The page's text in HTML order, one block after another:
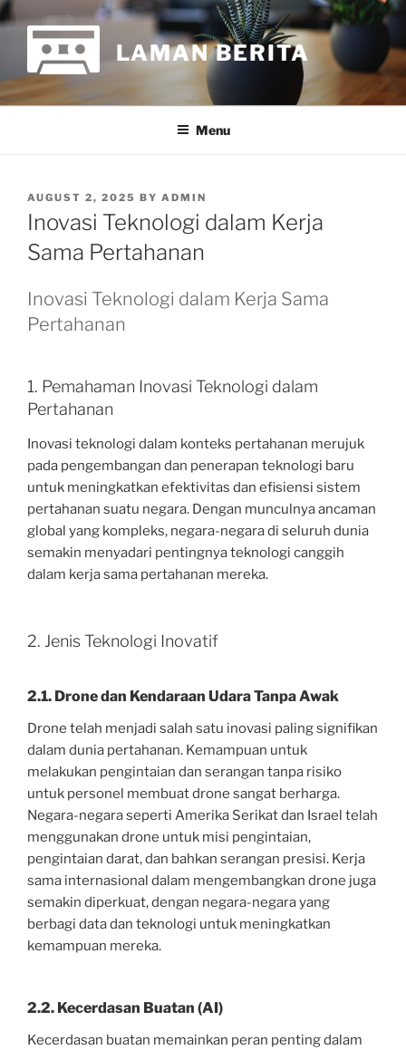
Skip
to
content
LAMAN BERITA
Menu
POSTED
ON
AUGUST 2, 2025 BY ADMIN
Inovasi Teknologi dalam Kerja
Sama Pertahanan
Inovasi Teknologi dalam Kerja Sama
Pertahanan
1. Pemahaman Inovasi Teknologi dalam
Pertahanan
Inovasi teknologi dalam konteks pertahanan merujuk
pada pengembangan dan penerapan teknologi baru
untuk meningkatkan efektivitas dan efisiensi sistem
pertahanan suatu negara. Dengan munculnya ancaman
global yang kompleks, negara-negara di seluruh dunia
semakin menyadari pentingnya teknologi canggih
dalam kerja sama pertahanan mereka.
2. Jenis Teknologi Inovatif
2.1. Drone dan Kendaraan Udara Tanpa Awak
Drone telah menjadi salah satu inovasi paling signifikan
dalam dunia pertahanan. Kemampuan untuk
melakukan pengintaian dan serangan tanpa risiko
untuk personel membuat drone sangat berharga.
Negara-negara seperti Amerika Serikat dan Israel telah
menggunakan drone untuk misi pengintaian,
pengintaian darat, dan bahkan serangan presisi. Kerja
sama internasional dalam mengembangkan drone juga
semakin diperkuat, dengan negara-negara yang
berbagi data dan teknologi untuk meningkatkan
kemampuan mereka.
2.2. Kecerdasan Buatan (AI)
Kecerdasan buatan memainkan peran penting dalam